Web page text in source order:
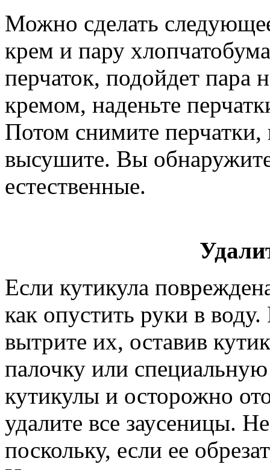
Можно сделать
крем и пару
перчаток, подойдет пара
кремом, наденьте
Потом снимите
высушите. Вы
естественные.
Если кутикула
как опустить руки в
вытрите их, оставив
палочку или
кутикулы и осторожно
удалите все заусеницы.
поскольку, если ее